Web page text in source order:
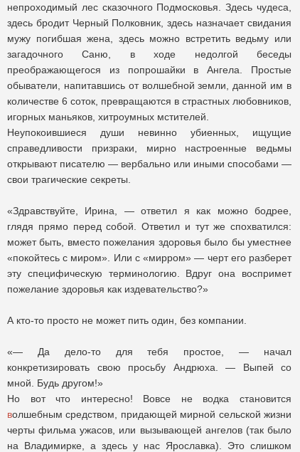
непроходимый лес сказочного Подмосковья. Здесь чудеса,
здесь бродит Черный Полковник, здесь назначает свидания
мужу погибшая жена, здесь можно встретить ведьму или
загадочного Саню, в ходе недолгой беседы
преображающегося из попрошайки в Ангела. Простые
обыватели, напитавшись от волшебной земли, данной им в
количестве 6 соток, превращаются в страстных любовников,
игорных маньяков, хитроумных мстителей.
Неупокоившиеся души невинно убиенных, ищущие
справедливости призраки, мирно настроенные ведьмы
открывают писателю — вербально или иными способами —
свои трагические секреты.
«Здравствуйте, Ирина, — ответил я как можно бодрее,
глядя прямо перед собой. Ответил и тут же спохватился:
может быть, вместо пожелания здоровья было бы уместнее
«покойтесь с миром». Или с «мирром» — черт его разберет
эту специфическую терминологию. Вдруг она воспримет
пожелание здоровья как издевательство?»
А кто-то просто не может пить один, без компании.
«— Да дело-то для тебя простое, — начал
конкретизировать свою просьбу Андрюха. — Выпей со
мной. Будь другом!»
Но вот что интересно! Вовсе не водка становится
волшебным средством, придающей мирной сельской жизни
черты фильма ужасов, или вызывающей ангелов (так было
на Владимирке, а здесь у нас Ярославка). Это слишком